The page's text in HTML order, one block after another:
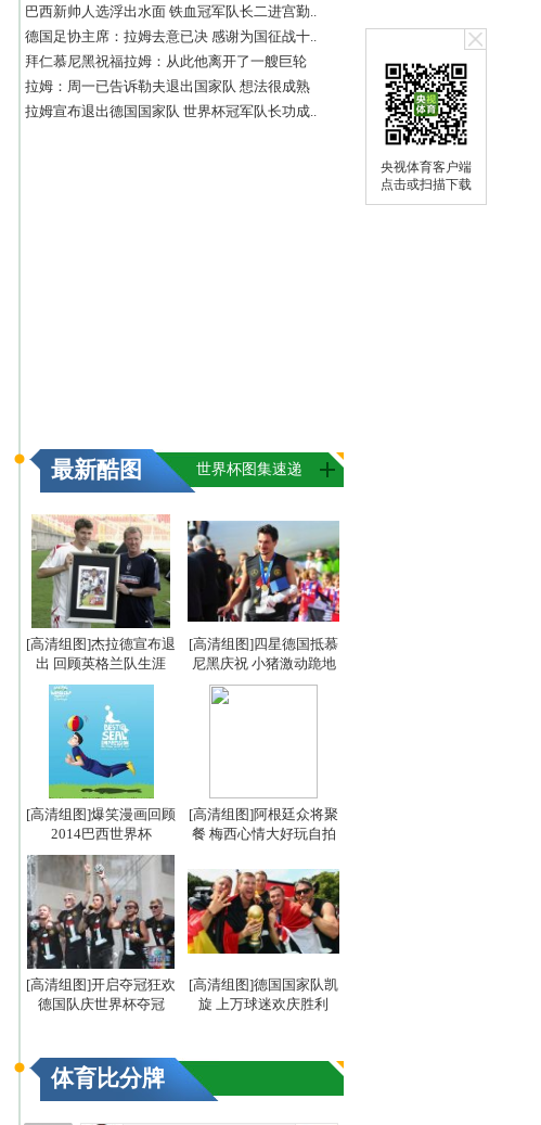
央视体育客户端
点击或扫描下载
巴西新帅人选浮出水面 铁血冠军队长二进宫勤..
德国足协主席：拉姆去意已决 感谢为国征战十..
拜仁慕尼黑祝福拉姆：从此他离开了一艘巨轮
拉姆：周一已告诉勒夫退出国家队 想法很成熟
拉姆宣布退出德国国家队 世界杯冠军队长功成..
最新酷图 世界杯图集速递
[高清组图]杰拉德宣布退
出 回顾英格兰队生涯
[高清组图]四星德国抵慕
尼黑庆祝 小猪激动跪地
[高清组图]爆笑漫画回顾
2014巴西世界杯
[高清组图]阿根廷众将聚
餐 梅西心情大好玩自拍
[高清组图]开启夺冠狂欢
德国队庆世界杯夺冠
[高清组图]德国国家队凯
旋 上万球迷欢庆胜利
体育比分牌